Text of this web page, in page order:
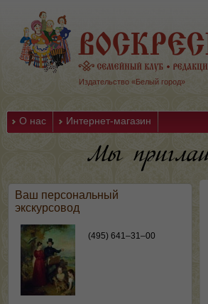
Издательство «Белый город»
О нас Интернет-магазин
Ваш персональный
экскурсовод
(495) 641–31–00